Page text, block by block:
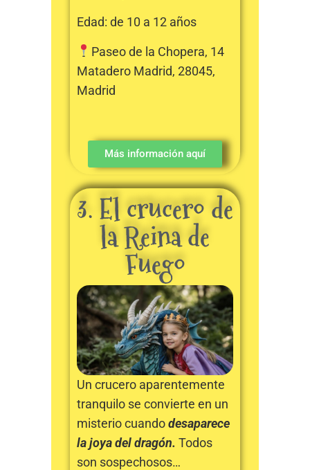
Edad: de 10 a 12 años
Paseo de la Chopera, 14
Matadero Madrid, 28045,
Madrid
Más información aquí
3. El crucero de
la Reina de
Fuego
Un crucero aparentemente
tranquilo se convierte en un
misterio cuandodesaparece
la joya del dragón. Todos
son sospechosos…